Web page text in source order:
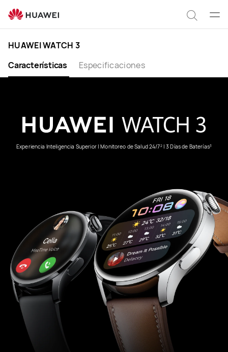
HUAWEI
WATCH
3
Abrir
HUAWEI WATCH 3
Características
Especificaciones
Experiencia Inteligencia Superior | Monitoreo de Salud 24/72| 3 Días de Baterías3